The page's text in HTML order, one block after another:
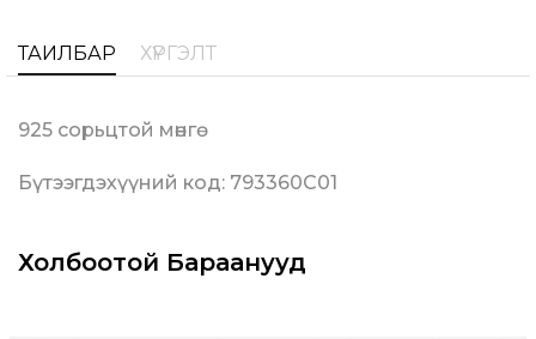
ТАЙЛБАР ХҮРГЭЛТ
925 сорьцтой мөнгө
Бүтээгдэхүүний код: 793360C01
Холбоотой Бараанууд